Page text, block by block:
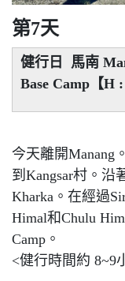
第7天
健行日 馬南
Base Camp【H :
今天離開Manang
到Kangsar村。沿
Kharka。在經過
Himal和Chulu
Camp。
<健行時間約 8~9